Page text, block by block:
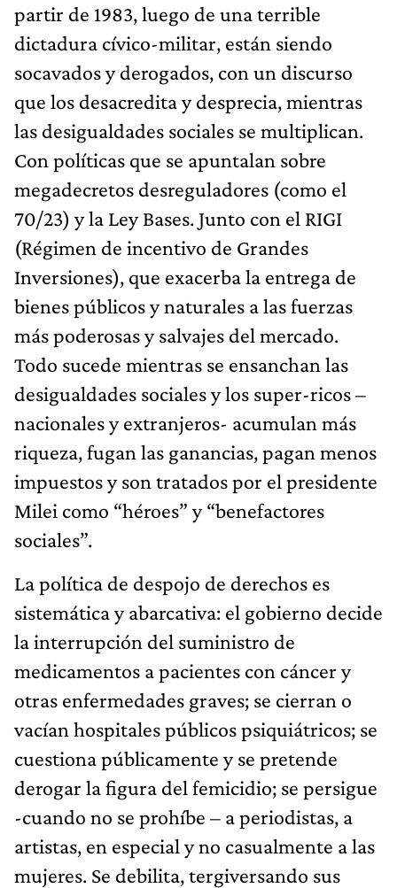
partir de 1983, luego de una terrible
dictadura cívico-militar, están siendo
socavados y derogados, con un discurso
que los desacredita y desprecia, mientras
las desigualdades sociales se multiplican.
Con políticas que se apuntalan sobre
megadecretos desreguladores (como el
70/23) y la Ley Bases. Junto con el RIGI
(Régimen de incentivo de Grandes
Inversiones), que exacerba la entrega de
bienes públicos y naturales a las fuerzas
más poderosas y salvajes del mercado.
Todo sucede mientras se ensanchan las
desigualdades sociales y los super-ricos –
nacionales y extranjeros- acumulan más
riqueza, fugan las ganancias, pagan menos
impuestos y son tratados por el presidente
Milei como “héroes” y “benefactores
sociales”.
La política de despojo de derechos es
sistemática y abarcativa: el gobierno decide
la interrupción del suministro de
medicamentos a pacientes con cáncer y
otras enfermedades graves; se cierran o
vacían hospitales públicos psiquiátricos; se
cuestiona públicamente y se pretende
derogar la figura del femicidio; se persigue
-cuando no se prohíbe – a periodistas, a
artistas, en especial y no casualmente a las
mujeres. Se debilita, tergiversando sus